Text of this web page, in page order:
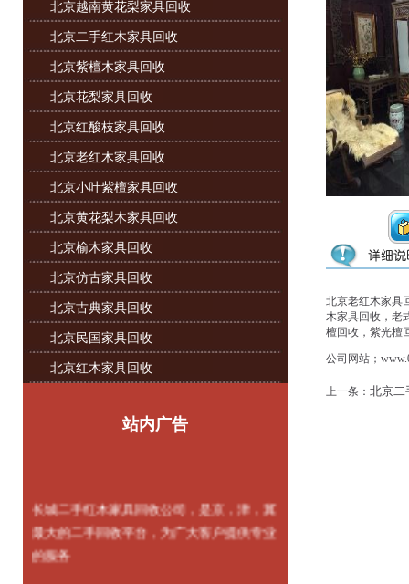
北京越南黄花梨家具回收
北京二手红木家具回收
北京紫檀木家具回收
北京花梨家具回收
北京红酸枝家具回收
北京老红木家具回收
北京小叶紫檀家具回收
北京黄花梨木家具回收
北京榆木家具回收
北京仿古家具回收
北京古典家具回收
北京民国家具回收
北京红木家具回收
站内广告
长城二手红木家具回收公司，是京，津，冀
最大的二手回收平台，为广大客户提供专业
的服务
北京‌‌老红木家具
木家具回收，老
檀回收，紫光檀
公司网站；
上一条： 北京二